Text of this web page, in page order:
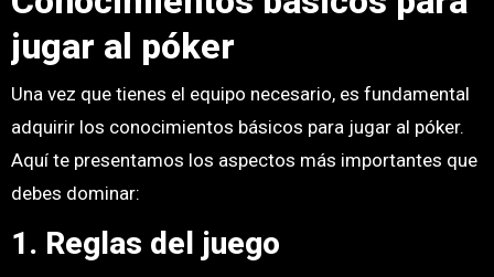
jugar al póker
Una vez que tienes el equipo necesario, es fundamental
adquirir los conocimientos básicos para jugar al póker.
Aquí te presentamos los aspectos más importantes que
debes dominar:
1. Reglas del juego